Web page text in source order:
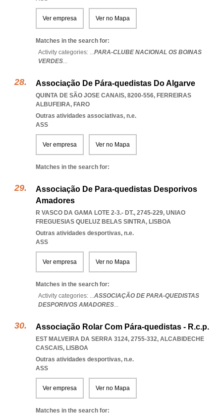
Ver empresa Ver no Mapa
Matches in the search for:
Activity categories: ...PARA-CLUBE NACIONAL OS BOINAS
VERDES...
Associação De Pára-quedistas Do Algarve
QUINTA DE SÃO JOSE CANAIS, 8200-556, FERREIRAS
ALBUFEIRA, FARO
Outras atividades associativas, n.e.
ASS
Ver empresa Ver no Mapa
Matches in the search for:
Associação De Para-quedistas Desporivos
Amadores
R VASCO DA GAMA LOTE 2-3.- DT., 2745-229, UNIAO
FREGUESIAS QUELUZ BELAS SINTRA, LISBOA
Outras atividades desportivas, n.e.
ASS
Ver empresa Ver no Mapa
Matches in the search for:
Activity categories: ...ASSOCIAÇÃO DE PARA-QUEDISTAS
DESPORIVOS AMADORES...
Associação Rolar Com Pára-quedistas - R.c.p.
EST MALVEIRA DA SERRA 3124, 2755-332, ALCABIDECHE
CASCAIS, LISBOA
Outras atividades desportivas, n.e.
ASS
Ver empresa Ver no Mapa
Matches in the search for: